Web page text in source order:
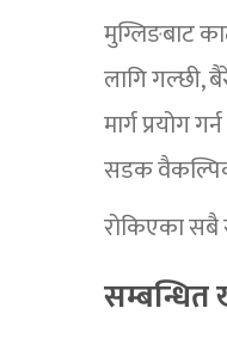
मुग्लिङबाट
लागि गल्छी,
मार्ग प्रयोग
सडक
रोकिएका सबै